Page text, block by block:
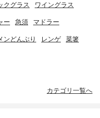
クグラス ワイングラス
ー 急須 マドラー
ンどんぶり レンゲ 菜箸
カテゴリ一覧へ